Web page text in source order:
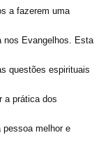
a fazerem uma
nos Evangelhos. Esta
questões espirituais
a prática dos
melhor e